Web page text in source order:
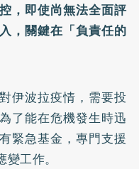
，即使尚無法全面評
，關鍵在「負責任的
伊波拉疫情，需要投
了能在危機發生時迅
緊急基金，專門支援
工作。